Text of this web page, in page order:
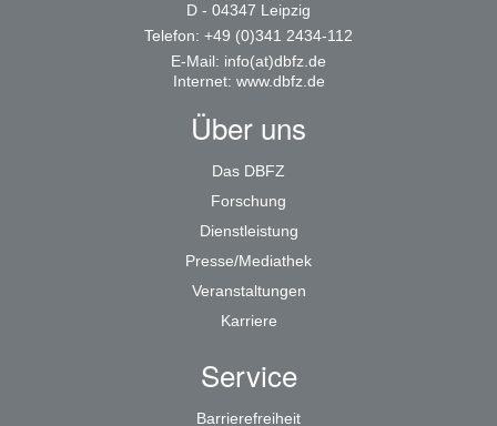
D - 04347 Leipzig
Telefon: +49 (0)341 2434-112
E-Mail: info(at)dbfz.de
Internet: www.dbfz.de
Über uns
Das DBFZ
Forschung
Dienstleistung
Presse/Mediathek
Veranstaltungen
Karriere
Service
Barrierefreiheit